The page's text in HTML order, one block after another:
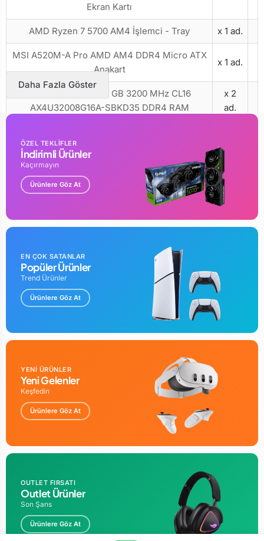
Ekran Kartı
AMD Ryzen 7 5700 AM4 İşlemci - Tray x 1 ad.
MSI A520M-A Pro AMD AM4 DDR4 Micro ATX
Anakart
x 1 ad.
XPG Gammix D35 8 GB 3200 MHz CL16
AX4U32008G16A-SBKD35 DDR4 RAM
x 2
ad.
480 GB M.2 SSD
Zoko ZK600 600w 12 Cm Fanlı Siyah Güç
x 1 ad.
Ultimate Gaming Performance Bundle
ARGB Fanlı Beyaz ATX Oyuncu Kasası
sayesinde göz alıcı bir
tasarım ve güçlü soğutma kapasitesi elde edin.Gigabyte RTX
ekran kartı ile olağanüstü
görsellik ve performansı deneyimleyin.
AMD Ryzen 7 5700
, üstün işlem gücü sağlayarak en zorlu görevlerin
üstesinden gelmenizi kolaylaştırır.
Bu pakette ayrıca %100 uyumlu
MSI A520M-A Pro AMD AM4
XPG GAMMİX D35 8 GB
3200 MHZ CL16 DDR4 RAM (2 adet)
ve Crucial E100 480 GB
M.2 SSDile daha hızlı ve akıcı oyun deneyimi yaşayın. Tüm
bu donanımları güvenli ve etkili bir şekilde çalıştırmak için
Zoko ZK600 600w Güç Kaynağı
dahil edilmiştir. Şimdi bu
fırsatı kaçırmayın ve oyun performansınızı bir üst seviyeye
taşıyın!
Daha Fazla Göster
ÖZEL TEKLİFLER
İndirimli Ürünler
Kaçırmayın
Ürünlere Göz At
EN ÇOK SATANLAR
Popüler Ürünler
Trend Ürünler
Ürünlere Göz At
YENİ ÜRÜNLER
Yeni Gelenler
Keşfedin
Ürünlere Göz At
OUTLET FIRSATI
Outlet Ürünler
Son Şans
Ürünlere Göz At